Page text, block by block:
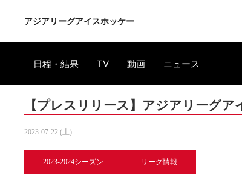
アジアリーグアイスホッケー
日程・結果 TV 動画 ニュース
【プレスリリース】アジアリーグ
2023-07-22 (土)
2023-2024シーズン リーグ情報